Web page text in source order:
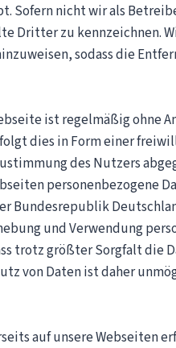
Sofern nicht wir als
Dritter zu kennzeichnen.
sodass die
ist regelmäßig ohne
dies in Form einer
des Nutzers
personenbezogene
Bundesrepublik
und Verwendung
trotz größter Sorgfalt die
von Daten ist daher
auf unsere Webseiten